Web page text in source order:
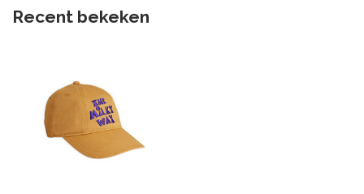
Recent bekeken